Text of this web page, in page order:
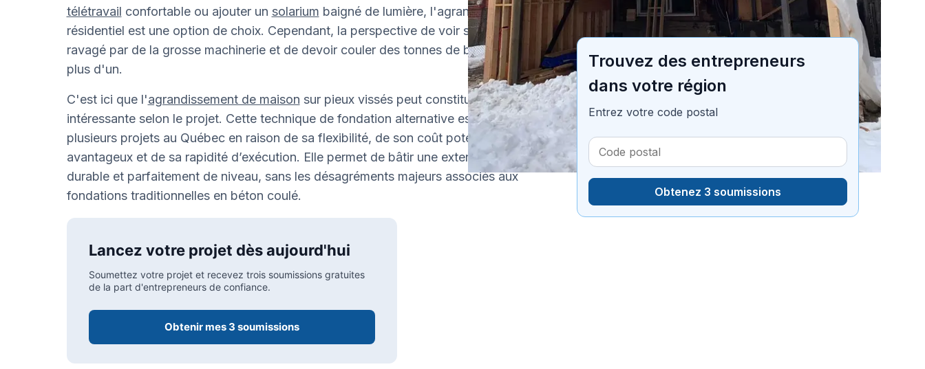
télétravail confortable ou ajouter un solarium baigné de lumière, l'agrandissement
résidentiel est une option de choix. Cependant, la perspective de voir son terrain
ravagé par de la grosse machinerie et de devoir couler des tonnes de béton en rebute
plus d'un.
C'est ici que l'agrandissement de maison sur pieux vissés peut constituer une solution
intéressante selon le projet. Cette technique de fondation alternative est utilisée dans
plusieurs projets au Québec en raison de sa flexibilité, de son coût potentiel
avantageux et de sa rapidité d’exécution. Elle permet de bâtir une extension solide,
durable et parfaitement de niveau, sans les désagréments majeurs associés aux
fondations traditionnelles en béton coulé.
Lancez votre projet dès aujourd'hui
Soumettez votre projet et recevez trois soumissions gratuites
de la part d'entrepreneurs de confiance.
Obtenir mes 3 soumissions
Trouvez des entrepreneurs
dans votre région
Entrez votre code postal
Obtenez 3 soumissions